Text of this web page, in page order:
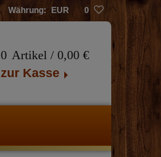
Währung: EUR 0
0 Artikel / 0,00 €
zur Kasse